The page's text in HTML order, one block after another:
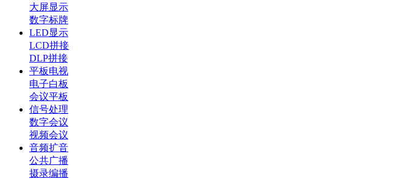
大屏显示
数字标牌
LED显示
LCD拼接
DLP拼接
平板电视
电子白板
会议平板
信号处理
数字会议
视频会议
音频扩音
公共广播
摄录编播